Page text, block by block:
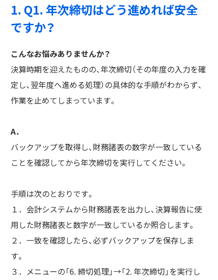
1. Q1. 年次締切はどう進めれば安全
ですか？
こんなお悩みありませんか？
決算時期を迎えたものの、年次締切（その年度の入力を確
定し、翌年度へ進める処理）の具体的な手順がわからず、
作業を止めてしまっています。
A．
バックアップを取得し、財務諸表の数字が一致している
ことを確認してから年次締切を実行してください。
手順は次のとおりです。
１．会計システムから財務諸表を出力し、決算報告に使
用した財務諸表と数字が一致しているか照合します。
２．一致を確認したら、必ずバックアップを保存しま
す。
３．メニューの「6. 締切処理」→「2. 年次締切」を実行し